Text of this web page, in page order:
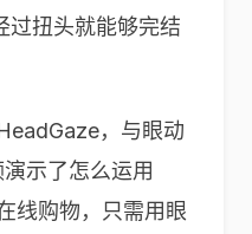
过扭头就能够完结
，与眼动
示了怎么运用
线购物，只需用眼